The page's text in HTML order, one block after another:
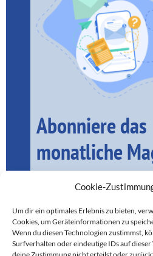
Cookie-
Um dir ein optimales Erlebnis zu bieten,
Cookies, um Geräteinformationen zu
Wenn du diesen Technologien zustimmst,
Surfverhalten oder eindeutige IDs auf
Abonniere das
monatliche